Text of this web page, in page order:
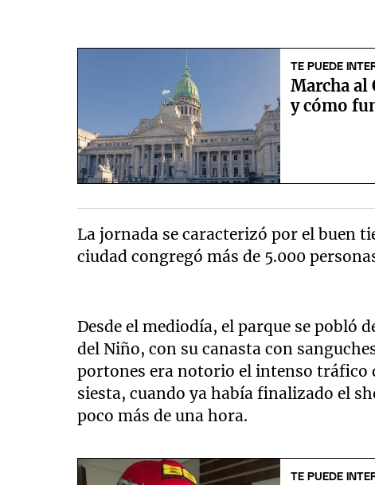
TE PUEDE
Marcha al
y cómo
La jornada se caracterizó por el buen
ciudad congregó más de 5.000
Desde el mediodía, el parque se pobló
del Niño, con su canasta con
portones era notorio el intenso tráfico
siesta, cuando ya había finalizado el
poco más de una hora.
TE PUEDE